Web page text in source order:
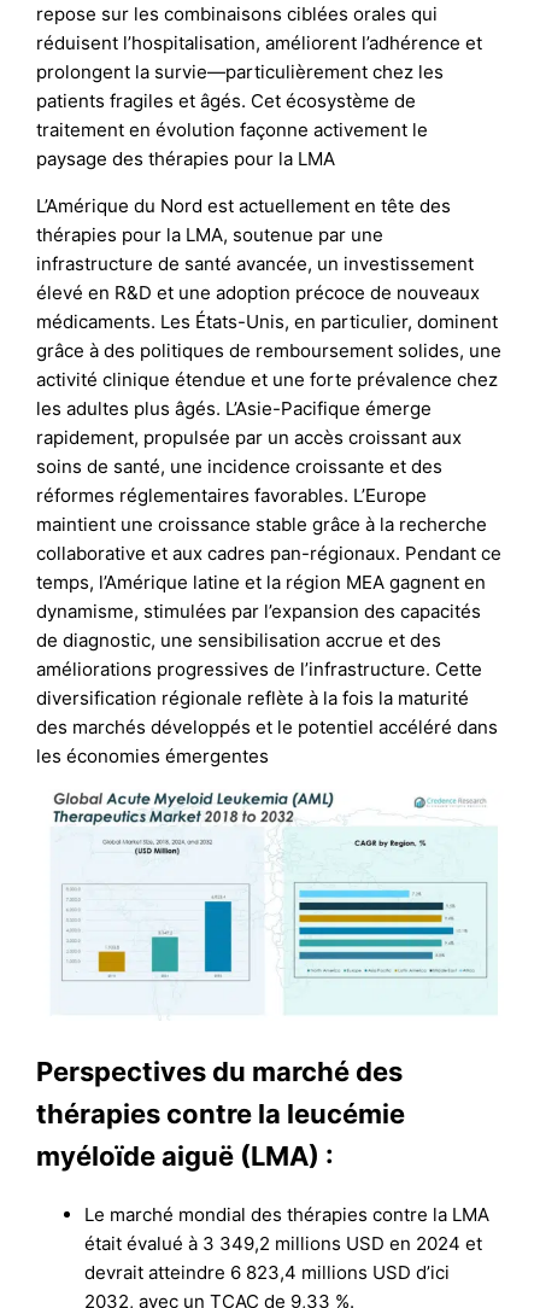
repose sur les combinaisons ciblées orales qui
réduisent l’hospitalisation, améliorent l’adhérence et
prolongent la survie—particulièrement chez les
patients fragiles et âgés. Cet écosystème de
traitement en évolution façonne activement le
paysage des thérapies pour la LMA
L’Amérique du Nord est actuellement en tête des
thérapies pour la LMA, soutenue par une
infrastructure de santé avancée, un investissement
élevé en R&D et une adoption précoce de nouveaux
médicaments. Les États-Unis, en particulier, dominent
grâce à des politiques de remboursement solides, une
activité clinique étendue et une forte prévalence chez
les adultes plus âgés. L’Asie-Pacifique émerge
rapidement, propulsée par un accès croissant aux
soins de santé, une incidence croissante et des
réformes réglementaires favorables. L’Europe
maintient une croissance stable grâce à la recherche
collaborative et aux cadres pan-régionaux. Pendant ce
temps, l’Amérique latine et la région MEA gagnent en
dynamisme, stimulées par l’expansion des capacités
de diagnostic, une sensibilisation accrue et des
améliorations progressives de l’infrastructure. Cette
diversification régionale reflète à la fois la maturité
des marchés développés et le potentiel accéléré dans
les économies émergentes
Perspectives du marché des
thérapies contre la leucémie
myéloïde aiguë (LMA) :
Le marché mondial des thérapies contre la LMA
était évalué à 3 349,2 millions USD en 2024 et
devrait atteindre 6 823,4 millions USD d’ici
2032, avec un TCAC de 9,33 %.